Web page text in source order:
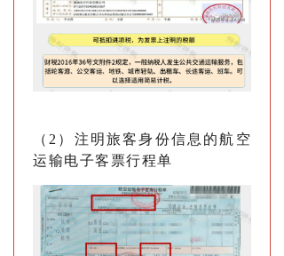
（2）注明旅客身份信息的航空
运输电子客票行程单